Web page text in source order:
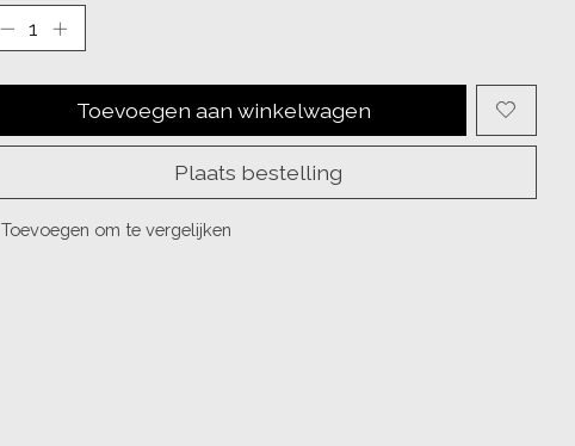
Toevoegen aan winkelwagen
Plaats bestelling
Toevoegen om te vergelijken